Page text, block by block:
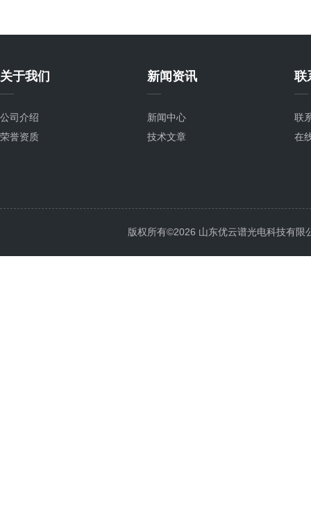
关于我们
公司介绍
荣誉资质
新闻资讯
新闻中心
技术文章
联
联
在
版权所有©2026 山东优云谱光电科技有